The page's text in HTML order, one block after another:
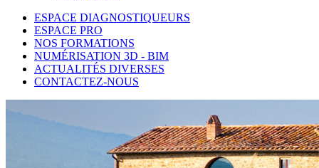
ESPACE DIAGNOSTIQUEURS
ESPACE PRO
NOS FORMATIONS
NUMÉRISATION 3D - BIM
ACTUALITÉS DIVERSES
CONTACTEZ-NOUS